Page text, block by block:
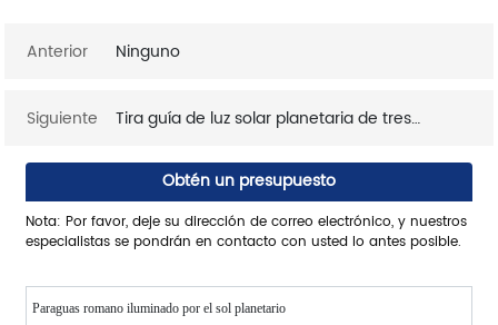
Anterior Ninguno
Siguiente
Tira guía de luz solar planetaria de tres
Obtén un presupuesto
Nota: Por favor, deje su dirección de correo electrónico, y nuestros
especialistas se pondrán en contacto con usted lo antes posible.
Paraguas romano iluminado por el sol planetario